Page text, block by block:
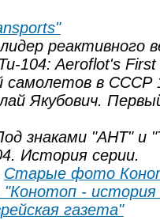
реактивного
104: Aeroflot's
самолетов в СССР
Якубович.
знаками "АНТ" и
История серии.
Старые фото
-
газета"